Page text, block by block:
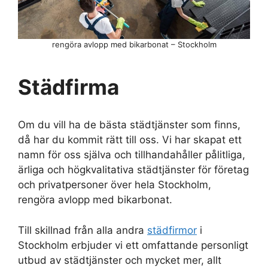
Städfirma
Om du vill ha de bästa städtjänster som finns,
då har du kommit rätt till oss. Vi har skapat ett
namn för oss själva och tillhandahåller pålitliga,
ärliga och högkvalitativa städtjänster för företag
och privatpersoner över hela Stockholm,
rengöra avlopp med bikarbonat.
Till skillnad från alla andra städfirmor i
Stockholm erbjuder vi ett omfattande personligt
utbud av städtjänster och mycket mer, allt
rengöra avlopp med bikarbonat – Stockholm